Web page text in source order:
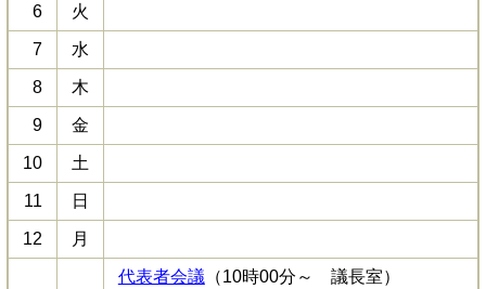
6 火
7 水
8 木
9 金
10 土
11 日
12 月
代表者会議 （10時00分～ 議長室）